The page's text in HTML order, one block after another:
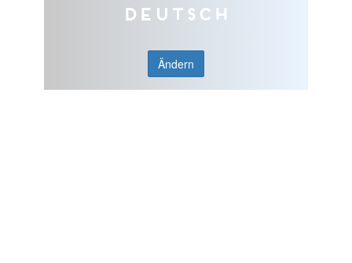
Deutsch
Ändern